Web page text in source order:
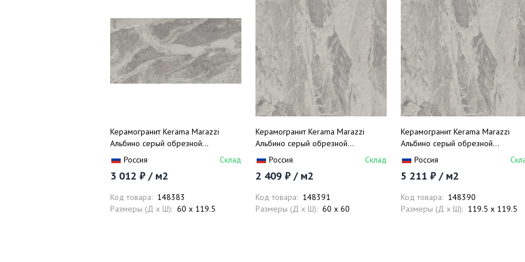
Керамогранит Kerama Marazzi
Альбино серый обрезной
DL503100R 60х119.5
Россия Склад
3 012 ₽ / м2
Код товара: 148383
Размеры (Д x Ш): 60 x 119.5
Керамогранит Kerama Marazzi
Альбино серый обрезной
DL602700R 60х60
Россия Склад
2 409 ₽ / м2
Код товара: 148391
Размеры (Д x Ш): 60 x 60
Керамогранит Kerama Marazzi
Альбино серый обрезной
DL013300R 119.5х119.5
Россия
5 211 ₽ / м2
Код товара: 148390
Размеры (Д x Ш): 119.5 x 119.5